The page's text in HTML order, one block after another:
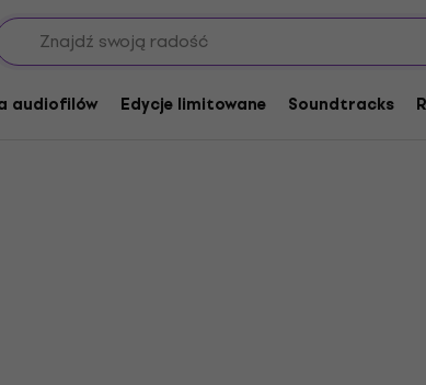
audiofilów Edycje limitowane Soundtracks